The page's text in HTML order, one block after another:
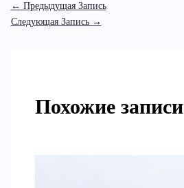
← Предыдущая Запись
Следующая Запись →
Похожие записи